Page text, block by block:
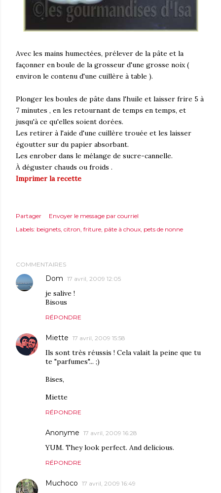
Avec les mains humectées, prélever de la pâte et la
façonner en boule de la grosseur d'une grosse noix (
environ le contenu d'une cuillère à table ).
Plonger les boules de pâte dans l'huile et laisser frire 5 à
7 minutes , en les retournant de temps en temps, et
jusqu'à ce qu'elles soient dorées.
Les retirer à l'aide d'une cuillère trouée et les laisser
égoutter sur du papier absorbant.
Les enrober dans le mélange de sucre-cannelle.
À déguster chauds ou froids .
Imprimer la recette
Partager
Envoyer le message par courriel
Labels: beignets citron friture pâte à choux pets de nonne
COMMENTAIRES
Dom 17 avril, 2009 12:05
je salive !
Bisous
RÉPONDRE
Miette 17 avril, 2009 15:58
Ils sont très réussis ! Cela valait la peine que tu
te "parfumes"... ;)
Bises,
Miette
RÉPONDRE
Anonyme 17 avril, 2009 16:28
YUM. They look perfect. And delicious.
RÉPONDRE
Muchoco 17 avril, 2009 16:49